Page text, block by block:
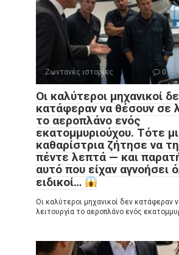
Ζωντανές ιστορίες 0
Οι καλύτεροι μηχανικοί
κατάφεραν να θέσουν σε
το αεροπλάνο ενός
εκατομμυριούχου. Τότε
καθαρίστρια ζήτησε να
πέντε λεπτά — και
αυτό που είχαν αγνοήσει
ειδικοί…
Οι καλύτεροι μηχανικοί δεν κατάφεραν
λειτουργία το αεροπλάνο ενός